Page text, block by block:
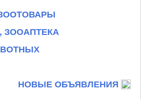
ЗООАПТЕКА
НОВЫЕ ОБЪЯВЛЕНИЯ